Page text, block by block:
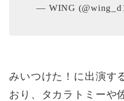
— WING
みいつけた！に出演す
おり、タカラトミーや